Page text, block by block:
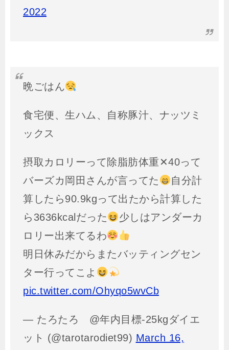
2022
晩ごはん
食宅便、生ハム、自称豚汁、ナッツミ
ックス
摂取カロリーって除脂肪体重✕40って
バーズカ岡田さんが言ってた
自分計
算したら90.9kgって出たから計算した
ら3636kcalだった
少しはアンダーカ
ロリー出来てるわ
明日休みだからまたバッティングセン
ター行ってこよ
pic.twitter.com/Ohyqo5wvCb
— たろたろ @年内目標-25kgダイエ
ット (@tarotarodiet99) March 16,